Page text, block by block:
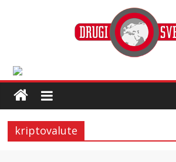
kriptovalute